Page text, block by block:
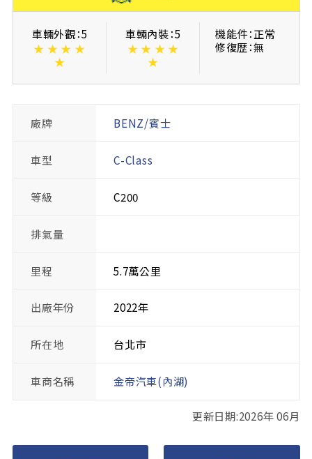
車輛外觀：5
★ ★ ★ ★
★
車輛內裝：5
★ ★ ★ ★
★
機能件：正常
修復歴：無
廠牌 BENZ/賓士
車型 C-Class
等級 C200
排氣量
里程 5.7萬公里
出廠年份 2022年
所在地 台北市
車商名稱 金帝汽車(內湖)
更新日期:2026年 06月